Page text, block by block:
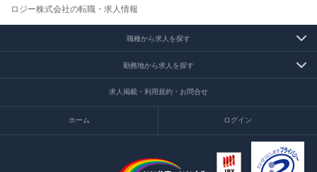
ロジー株式会社の転職・求人情報
職種から求人を探す
勤務地から求人を探す
求人掲載・利用規約・お問合せ
ホーム ログイン